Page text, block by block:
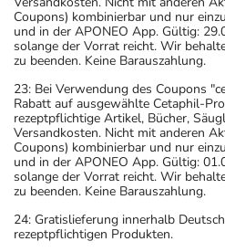
Coupons) kombinierbar und nur
und in der APONEO App. Gültig:
solange der Vorrat reicht. Wir
zu beenden. Keine Barauszahlung.
23: Bei Verwendung des Coupons
Rabatt auf ausgewählte Cetaphil-
rezeptpflichtige Artikel, Bücher,
Versandkosten. Nicht mit anderen
Coupons) kombinierbar und nur
und in der APONEO App. Gültig:
solange der Vorrat reicht. Wir
zu beenden. Keine Barauszahlung.
24: Gratislieferung innerhalb
rezeptpflichtigen Produkten.